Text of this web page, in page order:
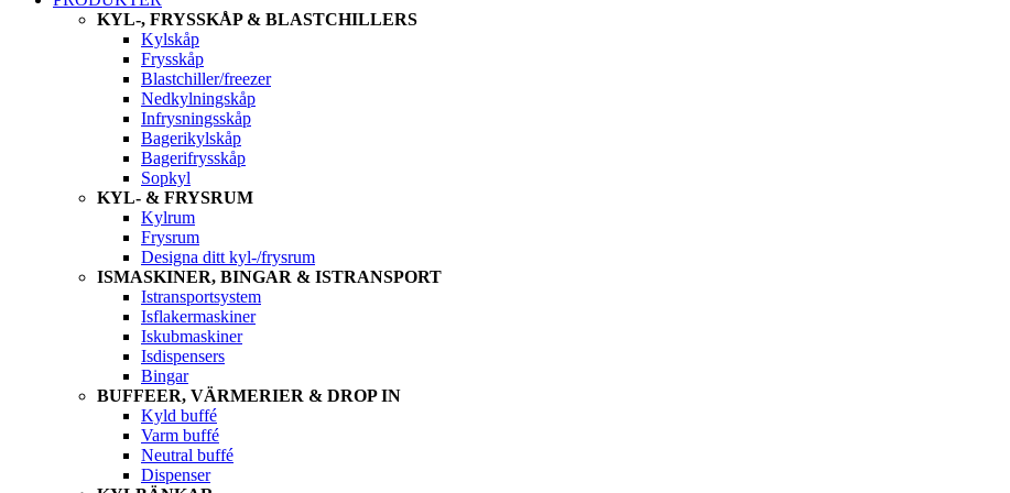
KYL-, FRYSSKÅP & BLASTCHILLERS
Kylskåp
Frysskåp
Blastchiller/freezer
Nedkylningskåp
Infrysningsskåp
Bagerikylskåp
Bagerifrysskåp
Sopkyl
KYL- & FRYSRUM
Kylrum
Frysrum
Designa ditt kyl-/frysrum
ISMASKINER, BINGAR & ISTRANSPORT
Istransportsystem
Isflakermaskiner
Iskubmaskiner
Isdispensers
Bingar
BUFFEER, VÄRMERIER & DROP IN
Kyld buffé
Varm buffé
Neutral buffé
Dispenser